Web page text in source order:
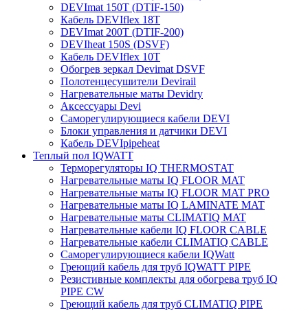
DEVImat 150T (DTIF-150)
Кабель DEVIflex 18T
DEVImat 200T (DTIF-200)
DEVIheat 150S (DSVF)
Кабель DEVIflex 10T
Обогрев зеркал Devimat DSVF
Полотенцесушители Devirail
Нагревательные маты Devidry
Аксессуары Devi
Саморегулирующиеся кабели DEVI
Блоки управления и датчики DEVI
Кабель DEVIpipeheat
Теплый пол IQWATT
Терморегуляторы IQ THERMOSTAT
Нагревательные маты IQ FLOOR MAT
Нагревательные маты IQ FLOOR MAT PRO
Нагревательные маты IQ LAMINATE MAT
Нагревательные маты CLIMATIQ MAT
Нагревательные кабели IQ FLOOR CABLE
Нагревательные кабели CLIMATIQ CABLE
Саморегулирующиеся кабели IQWatt
Греющий кабель для труб IQWATT PIPE
Резистивные комплекты для обогрева труб IQ
PIPE CW
Греющий кабель для труб CLIMATIQ PIPE